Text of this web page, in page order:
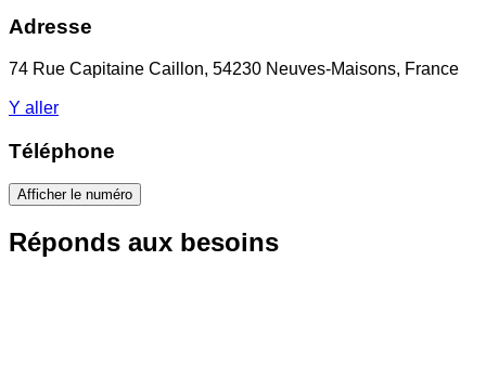
Adresse
74 Rue Capitaine Caillon, 54230 Neuves-Maisons, France
Y aller
Téléphone
Afficher le numéro
Réponds aux besoins